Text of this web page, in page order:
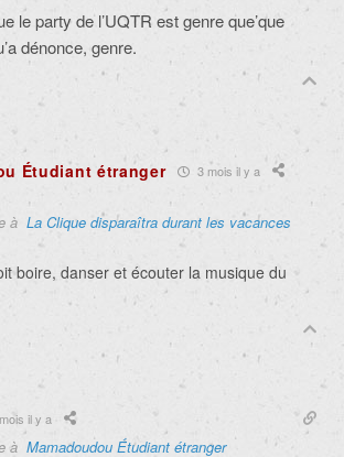
le party de l’UQTR est genre que’que
dénonce, genre.
Étudiant étranger 3 mois il y a
à La Clique disparaîtra durant les vacances
boire, danser et écouter la musique du
il y a
à Mamadoudou Étudiant étranger